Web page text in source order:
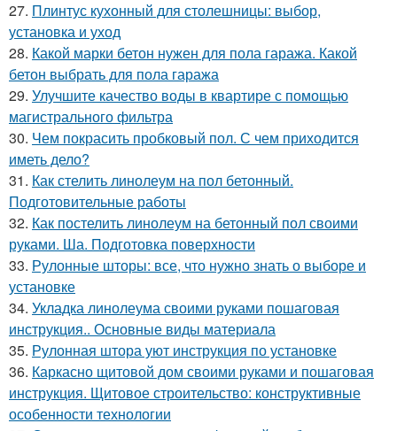
27. Плинтус кухонный для столешницы: выбор,
установка и уход
28. Какой марки бетон нужен для пола гаража. Какой
бетон выбрать для пола гаража
29. Улучшите качество воды в квартире с помощью
магистрального фильтра
30. Чем покрасить пробковый пол. С чем приходится
иметь дело?
31. Как стелить линолеум на пол бетонный.
Подготовительные работы
32. Как постелить линолеум на бетонный пол своими
руками. Ша. Подготовка поверхности
33. Рулонные шторы: все, что нужно знать о выборе и
установке
34. Укладка линолеума своими руками пошаговая
инструкция.. Основные виды материала
35. Рулонная штора уют инструкция по установке
36. Каркасно щитовой дом своими руками и пошаговая
инструкция. Щитовое строительство: конструктивные
особенности технологии